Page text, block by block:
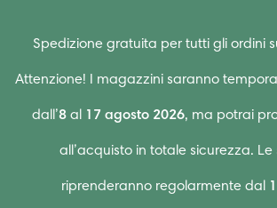
Spedizione gratuita per tutti gli ordini
Attenzione! I magazzini saranno
dall’8 al 17 agosto 2026, ma potrai
all’acquisto in totale sicurezza. Le
riprenderanno regolarmente dal